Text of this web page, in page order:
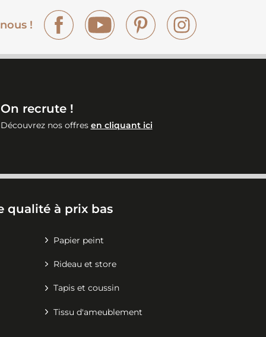
!
Facebook YouTube Pinterest
On recrute !
Découvrez nos offres en cliquant ici
qualité à prix bas
Papier peint
Rideau et store
Tapis et coussin
Tissu d'ameublement